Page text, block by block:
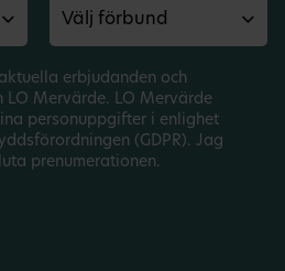
erbjudanden och
LO Mervärde. LO Mervärde
personuppgifter i enlighet
(GDPR). Jag
prenumerationen.